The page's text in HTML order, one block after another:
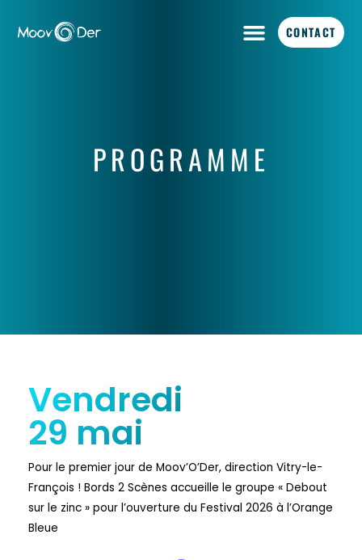
CONTACT
PROGRAMME
Vendredi
29 mai
Pour le premier jour de Moov’O’Der, direction Vitry-le-
François ! Bords 2 Scènes accueille le groupe « Debout
sur le zinc » pour l’ouverture du Festival 2026 à l’Orange
Bleue